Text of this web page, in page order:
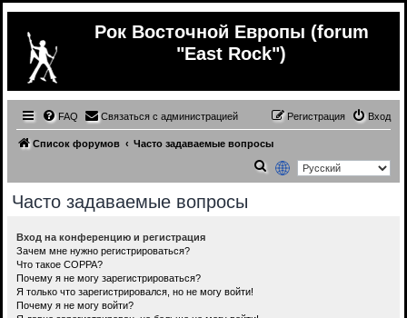
Рок Восточной Европы (forum
"East Rock")
FAQ Связаться с администрацией Вход
Регистрация
Список форумов
Часто задаваемые вопросы
Часто задаваемые вопросы
Вход на конференцию и регистрация
Зачем мне нужно регистрироваться?
Что такое COPPA?
Почему я не могу зарегистрироваться?
Я только что зарегистрировался, но не могу войти!
Почему я не могу войти?